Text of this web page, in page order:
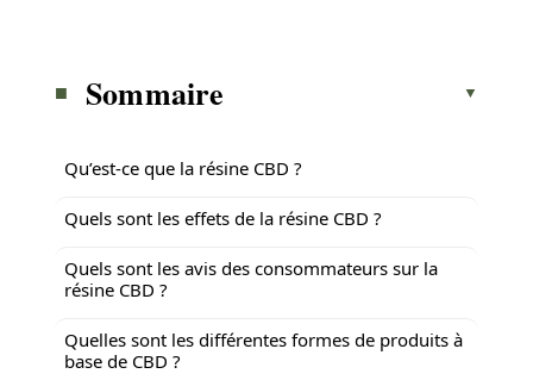
Sommaire
Qu’est-ce que la résine CBD ?
Quels sont les effets de la résine CBD ?
Quels sont les avis des consommateurs sur la
résine CBD ?
Quelles sont les différentes formes de produits à
base de CBD ?